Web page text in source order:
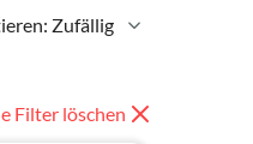
Zufällig
Filter löschen